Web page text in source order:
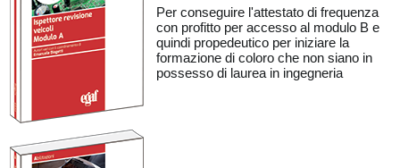
Per conseguire l'attestato di frequenza
con profitto per accesso al modulo B e
quindi propedeutico per iniziare la
formazione di coloro che non siano in
possesso di laurea in ingegneria